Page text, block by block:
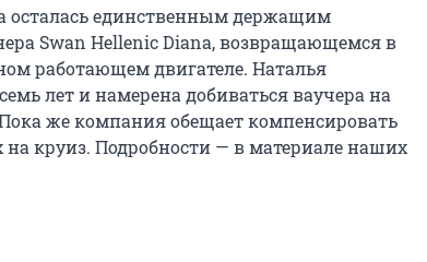
осталась единственным держащим
Swan Hellenic Diana, возвращающемся в
работающем двигателе. Наталья
лет и намерена добиваться ваучера на
же компания обещает компенсировать
круиз. Подробности — в материале наших